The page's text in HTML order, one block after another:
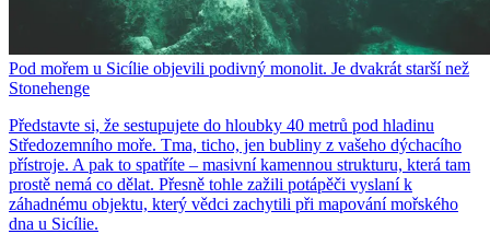
Pod mořem u Sicílie objevili podivný monolit. Je dvakrát starší než
Stonehenge
Představte si, že sestupujete do hloubky 40 metrů pod hladinu
Středozemního moře. Tma, ticho, jen bubliny z vašeho dýchacího
přístroje. A pak to spatříte – masivní kamennou strukturu, která tam
prostě nemá co dělat. Přesně tohle zažili potápěči vyslaní k
záhadnému objektu, který vědci zachytili při mapování mořského
dna u Sicílie.